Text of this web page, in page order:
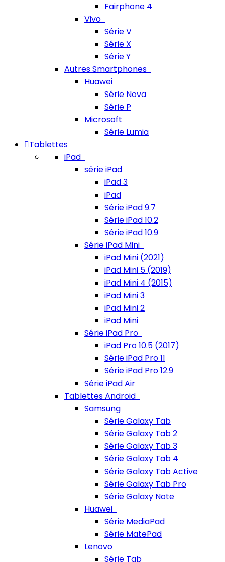
Fairphone 4
Vivo
Série V
Série X
Série Y
Autres Smartphones
Huawei
Série Nova
Série P
Microsoft
Série Lumia
Tablettes
iPad
série iPad
iPad 3
iPad
Série iPad 9.7
Série iPad 10.2
Série iPad 10.9
Série iPad Mini
iPad Mini (2021)
iPad Mini 5 (2019)
iPad Mini 4 (2015)
iPad Mini 3
iPad Mini 2
iPad Mini
Série iPad Pro
iPad Pro 10.5 (2017)
Série iPad Pro 11
Série iPad Pro 12.9
Série iPad Air
Tablettes Android
Samsung
Série Galaxy Tab
Série Galaxy Tab 2
Série Galaxy Tab 3
Série Galaxy Tab 4
Série Galaxy Tab Active
Série Galaxy Tab Pro
Série Galaxy Note
Huawei
Série MediaPad
Série MatePad
Lenovo
Série Tab